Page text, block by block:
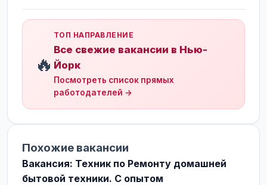
🔥
ТОП НАПРАВЛЕНИЕ
Все свежие вакансии в Нью-
Йорк
Посмотреть список прямых
работодателей →
Похожие вакансии
Вакансия: Техник по Ремонту домашней
бытовой техники. С опытом